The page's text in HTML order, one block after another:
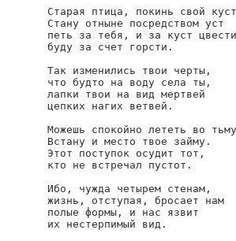
Старая птица, покинь свой
Стану отныне посредством уст
петь за тебя, и за куст цвести
буду за счет горсти.
Так изменились твои черты,
что будто на воду села ты,
лапки твои на вид мертвей
цепких нагих ветвей.
Можешь спокойно лететь во
Встану и место твое займу.
Этот поступок осудит тот,
кто не встречал пустот.
Ибо, чужда четырем стенам,
жизнь, отступая, бросает нам
полые формы, и нас язвит
их нестерпимый вид.